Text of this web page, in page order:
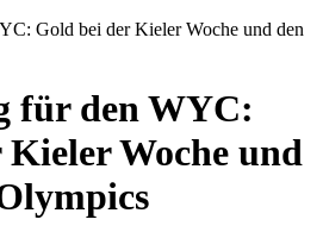
für den WYC:
Woche und